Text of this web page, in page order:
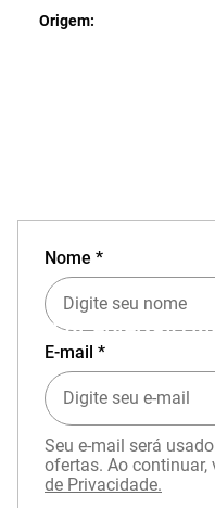
Origem
EXPERIÊNCIA
Nome *
E-mail *
Seu e-mail será
ofertas. Ao continuar,
de Privacidade.